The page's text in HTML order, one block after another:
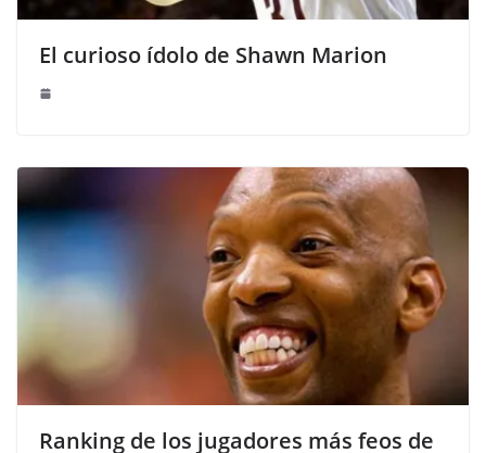
El curioso ídolo de Shawn Marion
Ranking de los jugadores más feos de